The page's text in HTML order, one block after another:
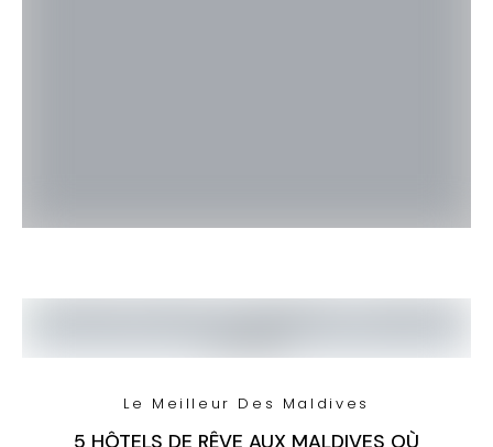
Le Meilleur Des Maldives
5 HÔTELS DE RÊVE AUX MALDIVES OÙ